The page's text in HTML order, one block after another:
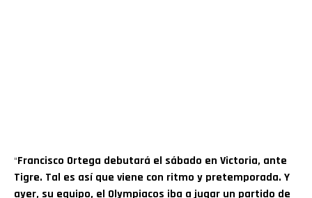
“Francisco Ortega debutará el sábado en Victoria, ante
Tigre. Tal es así que viene con ritmo y pretemporada. Y
ayer, su equipo, el Olympiacos iba a jugar un partido de